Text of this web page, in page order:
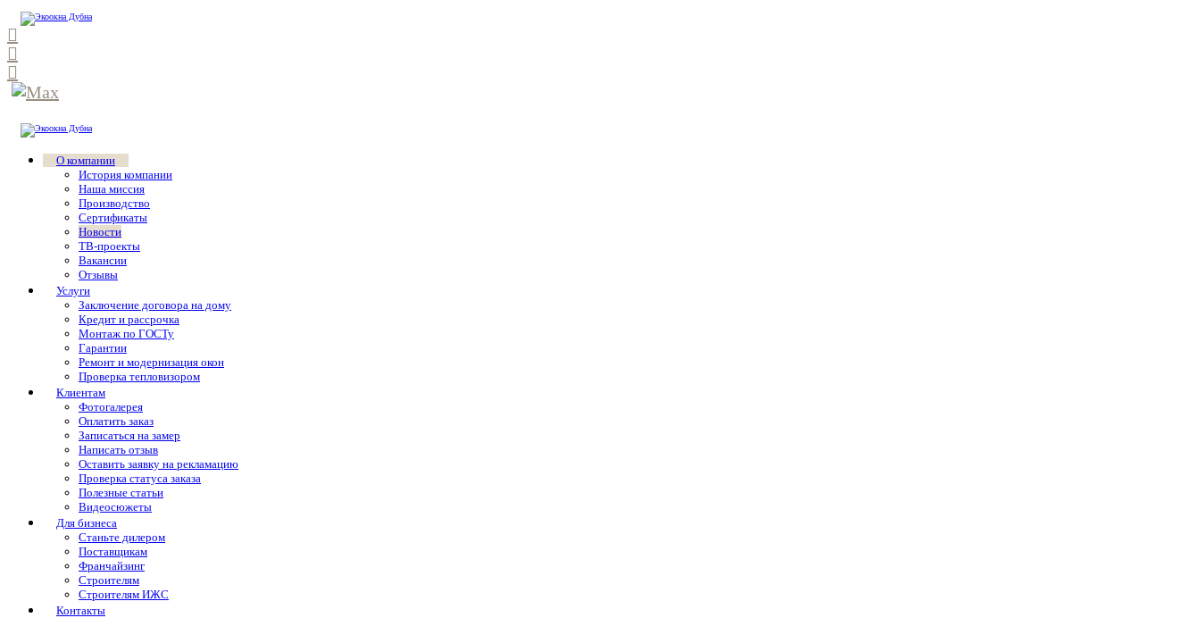
О компании
История компании
Наша миссия
Производство
Сертификаты
Новости
ТВ-проекты
Вакансии
Отзывы
Услуги
Заключение договора на дому
Кредит и рассрочка
Монтаж по ГОСТу
Гарантии
Ремонт и модернизация окон
Проверка тепловизором
Клиентам
Фотогалерея
Оплатить заказ
Записаться на замер
Написать отзыв
Оставить заявку на рекламацию
Проверка статуса заказа
Полезные статьи
Видеосюжеты
Для бизнеса
Станьте дилером
Поставщикам
Франчайзинг
Строителям
Строителям ИЖС
Контакты